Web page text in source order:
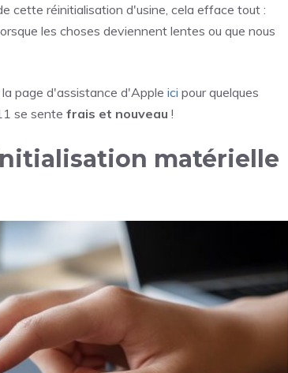
cette réinitialisation d'usine, cela efface tout :
les choses deviennent lentes ou que nous
page d'assistance d'Apple ici pour quelques
se sente frais et nouveau !
matérielle